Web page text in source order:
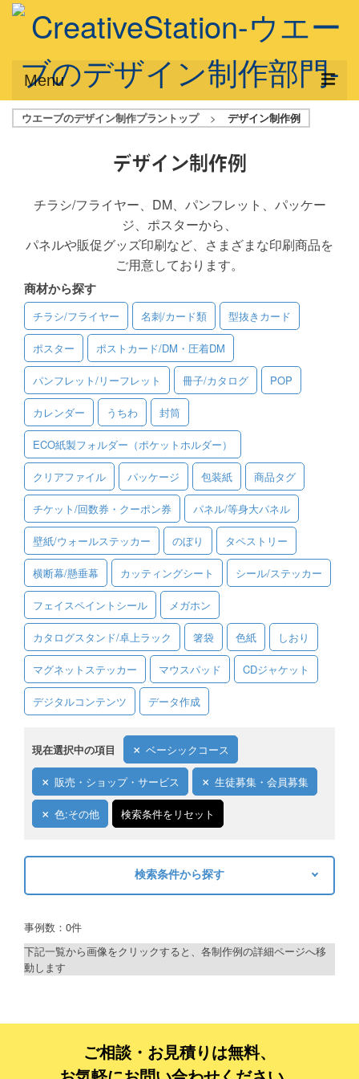
Menu
サービス概要
デザインプラン
フルデザイン
データ修正
写真からイラスト作成
デザイン制作例
ご利用料金
ご利用ガイド
ご利用の流れ
ご注文方法について
キャンセルについて
FAQ（よくあるご質問）
資料をダウンロード
ご利用規約
お見積り・お問合せ
ウエーブのデザイン制作プラントップ > デザイン制作例
デザイン制作例
チラシ/フライヤー、DM、パンフレット、パッケー
ジ、ポスターから、
パネルや販促グッズ印刷など、さまざまな印刷商品を
ご用意しております。
商材から探す
チラシ/フライヤー 名刺/カード類 型抜きカード
ポスター ポストカード/DM・圧着DM
パンフレット/リーフレット 冊子/カタログ POP
カレンダー うちわ 封筒
ECO紙製フォルダー（ポケットホルダー）
クリアファイル パッケージ 包装紙 商品タグ
チケット/回数券・クーポン券 パネル/等身大パネル
壁紙/ウォールステッカー のぼり タペストリー
横断幕/懸垂幕 カッティングシート シール/ステッカー
フェイスペイントシール メガホン
カタログスタンド/卓上ラック 箸袋 色紙 しおり
マグネットステッカー マウスパッド CDジャケット
デジタルコンテンツ データ作成
現在選択中の項目 ベーシックコース
販売・ショップ・サービス 生徒募集・会員募集
色:その他 検索条件をリセット
検索条件から探す
制作プランで探す
ベーシックコース
シルバーコース
事例数：0件
下記一覧から画像をクリックすると、各制作例の詳細ページへ移
動します
ご相談・お見積りは無料、